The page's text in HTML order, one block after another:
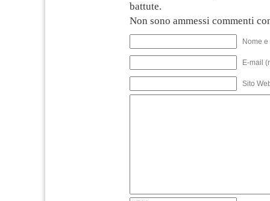
battute.
Non sono ammessi commenti
Nome
E-mail
Sito